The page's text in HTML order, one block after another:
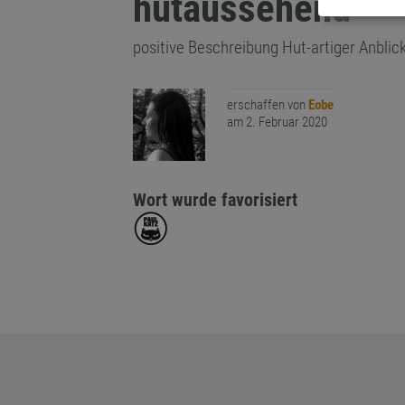
positive Beschreibung Hut-artiger
erschaffen von Eobe
am 2. Februar 2020
Wort wurde favorisiert